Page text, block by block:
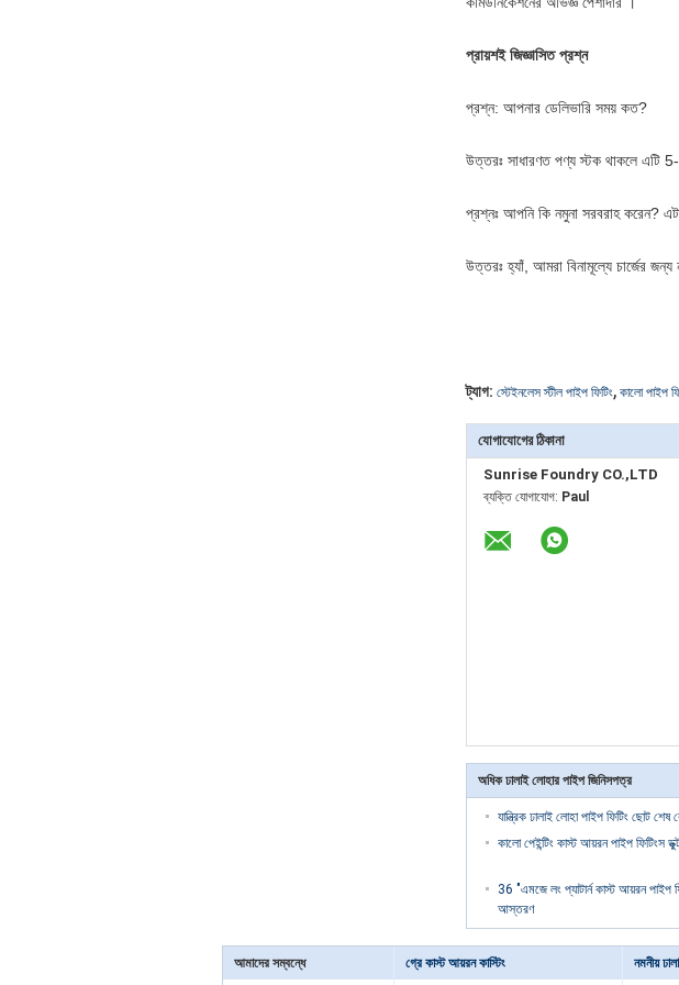
প্রায়শই জিজ্ঞাসিত প্রশ্ন
প্রশ্ন: আপনার ডেলিভারি সময় কত?
উত্তরঃ সাধারণত পণ্য স্টক থাকলে এটি
প্রশ্নঃ আপনি কি নমুনা সরবরাহ করেন?
উত্তরঃ হ্যাঁ, আমরা বিনামূল্যে চার্জের
ট্যাগ: স্টেইনলেস স্টীল পাইপ ফিটিং, কালো পাইপ
যোগাযোগের ঠিকানা
Sunrise Foundry CO.,LTD
ব্যক্তি যোগাযোগ: Paul
অধিক ঢালাই লোহার পাইপ জিনিসপত্র
যান্ত্রিক ঢালাই লোহা পাইপ ফিটিং ছোট
কালো পেইন্টিং কাস্ট আয়রন পাইপ ফিটিংস
36 "এমজে লং প্যাটার্ন কাস্ট আয়রন পাইপ
আস্তরণ
আমাদের সম্বন্ধে গ্রে কাস্ট আয়রন কাস্টিং নমনীয়